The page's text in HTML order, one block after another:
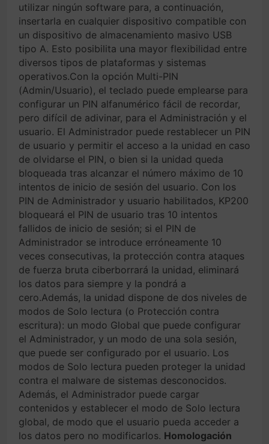
utilizar ningún software para, a continuación,
insertarla en cualquier dispositivo compatible con
un dispositivo de almacenamiento masivo USB
tipo A. Esto posibilita una mayor flexibilidad entre
diversos tipos de plataformas y sistemas
operativos.Con la opción Multi-PIN
(Admin/Usuario), el teclado puede emplearse para
configurar un PIN alfanumérico fácil de recordar,
pero difícil de adivinar, para el Administración y el
usuario. El Administrador puede restablecer un PIN
de usuario y permitir el acceso a la unidad en caso
de olvidarse el PIN, o bien si la unidad queda
bloqueada tras alcanzar el número máximo de 10
intentos de inicio de sesión del usuario. Con los
PIN de Administrador y usuario habilitados, KP200
bloqueará el PIN de usuario tras 10 intentos
fallidos de inicio de sesión; si el PIN de
Administrador se introduce erróneamente 10
veces consecutivas, la protección contra ataques
de fuerza bruta ciberborrará la unidad, eliminará
los datos para siempre y la pondrá a
cero.Además, la unidad dispone de dos niveles de
modos de Solo lectura (o Protección contra
escritura): un modo Global que puede configurar
el Administrador, y un modo de una sola sesión,
que puede ser configurado por el usuario. Los
modos de Solo lectura pueden proteger la unidad
contra el malware de sistemas desconocidos.
Además, el Administrador puede cargar
contenidos y establecer el modo de Solo lectura
global, de modo que el usuario pueda acceder a
los datos pero no modificarlos. Homologación